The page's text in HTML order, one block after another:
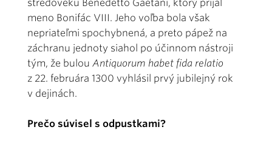
stredoveku Benedetto Gaetani, ktorý prijal
meno Bonifác VIII. Jeho voľba bola však
nepriateľmi spochybnená, a preto pápež na
záchranu jednoty siahol po účinnom nástroji
tým, že bulou Antiquorum habet fida relatio
z 22. februára 1300 vyhlásil prvý jubilejný rok
v dejinách.
Prečo súvisel s odpustkami?